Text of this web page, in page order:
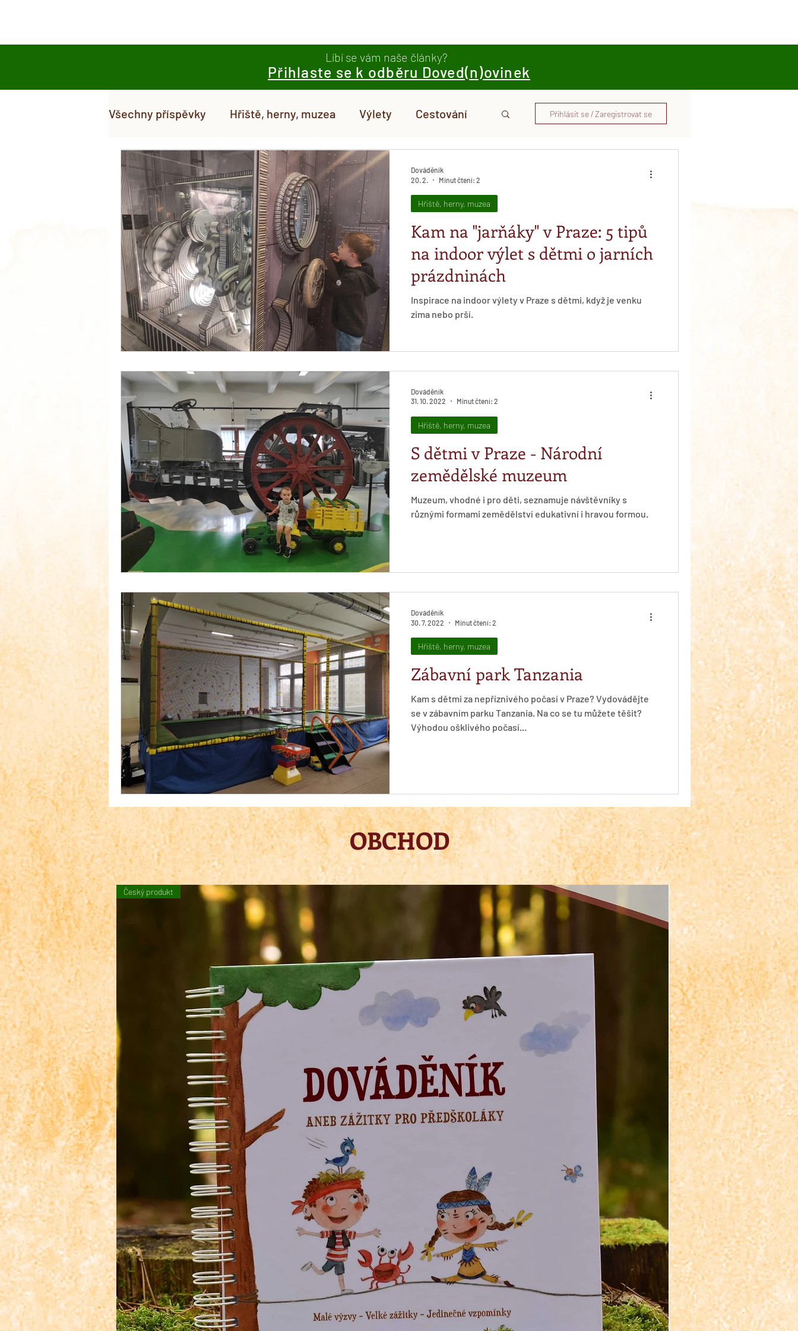
Líbí se vám naše články?
Přihlaste se k odběru Doved(n)ovinek
Všechny příspěvky Hřiště, herny, muzea Výlety Cestování
Hra a tvoření Testujeme Stravování Články od vás
Pohyb a zdraví Dováděník
Přihlásit se / Zaregistrovat se
Kam na "jarňáky" v Praze: 5 tipů
na indoor výlet s dětmi o jarních
prázdninách
Inspirace na indoor výlety v Praze s dětmi, když je venku
zima nebo prší.
Hřiště, herny, muzea
Dováděník
20. 2.
Minut čtení: 2
S dětmi v Praze - Národní
zemědělské muzeum
Muzeum, vhodné i pro děti, seznamuje návštěvníky s
různými formami zemědělství edukativní i hravou formou.
Hřiště, herny, muzea
Dováděník
31. 10. 2022
Minut čtení: 2
Zábavní park Tanzania
Kam s dětmi za nepříznivého počasí v Praze? Vydovádějte
se v zábavním parku Tanzania. Na co se tu můžete těšit?
Výhodou ošklivého počasí...
Hřiště, herny, muzea
Dováděník
30. 7. 2022
Minut čtení: 2
OBCHOD
Český produkt